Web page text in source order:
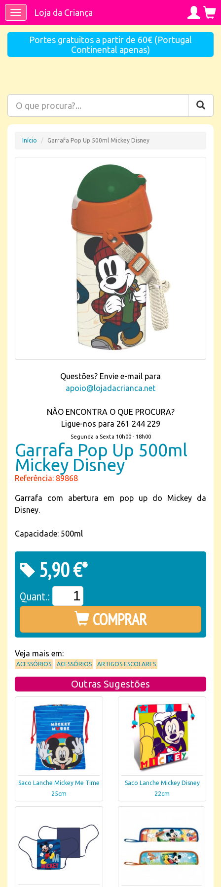
ToggleLoja da Criança
Portes gratuitos a partir de 60€ (Portugal
Continental apenas)
Início Garrafa Pop Up 500ml Mickey Disney
Questões? Envie e-mail para
apoio@lojadacrianca.net
NÃO ENCONTRA O QUE PROCURA?
Ligue-nos para 261 244 229
Segunda a Sexta 10h00 - 18h00
Garrafa Pop Up 500ml
Mickey Disney
Referência: 89868
Garrafa com abertura em pop up do Mickey da
Disney.
Capacidade: 500ml
5,90 €*
Quant.:
COMPRAR
Veja mais em:
ACESSÓRIOS ACESSÓRIOS ARTIGOS ESCOLARES
Outras Sugestões
Saco Lanche Mickey Me Time
25cm
Saco Lanche Mickey Disney
22cm